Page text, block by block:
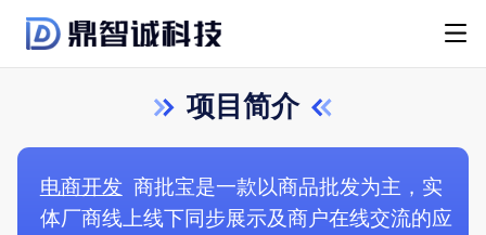
项目简介
电商开发商批宝是一款以商品批发为主，实
体厂商线上线下同步展示及商户在线交流的应